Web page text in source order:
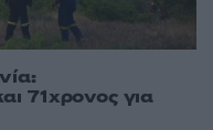
71χρονος για